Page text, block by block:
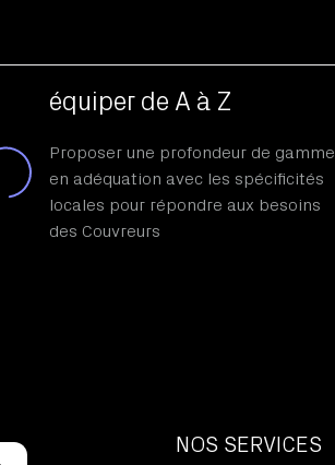
équiper de A à Z
Proposer une profondeur de gamme
en adéquation avec les spécificités
locales pour répondre aux besoins
des Couvreurs
NOS SERVICES